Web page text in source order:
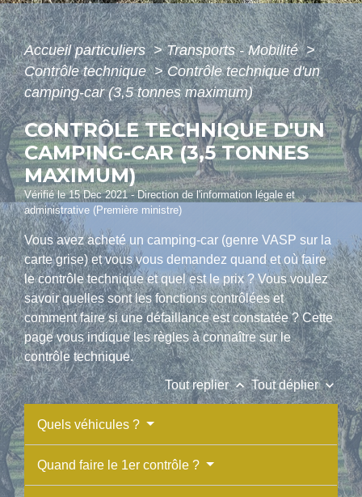
Accueil particuliers> Transports - Mobilité>
Contrôle technique> Contrôle technique d'un
camping-car (3,5 tonnes maximum)
CONTRÔLE TECHNIQUE D'UN
CAMPING-CAR (3,5 TONNES
MAXIMUM)
Vérifié le 15 Dec 2021 - Direction de l'information légale et
administrative (Première ministre)
Vous avez acheté un camping-car (genre VASP sur la
carte grise) et vous vous demandez quand et où faire
le contrôle technique et quel est le prix ? Vous voulez
savoir quelles sont les fonctions contrôlées et
comment faire si une défaillance est constatée ? Cette
page vous indique les règles à connaître sur le
contrôle technique.
Tout replierkeyboard_arrow_up Tout déplierkeyboard_arrow_down
Quels véhicules ?
Quand faire le 1er contrôle ?